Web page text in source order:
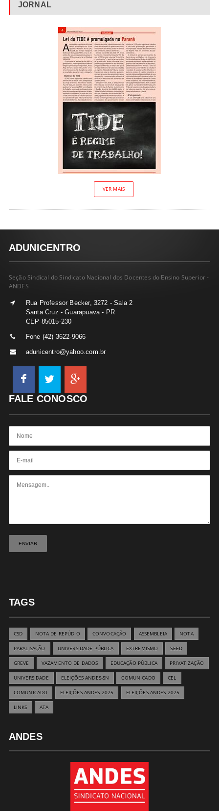
JORNAL
VER MAIS
ADUNICENTRO
Seção Sindical do Sindicato Nacional dos Docentes do Ensino Superior -
ANDES
Rua Professor Becker, 3272 - Sala 2
Santa Cruz - Guarapuava - PR
CEP 85015-230
Fone (42) 3622-9066
adunicentro@yahoo.com.br
FALE CONOSCO
TAGS
CSD NOTA DE REPÚDIO CONVOCAÇÃO ASSEMBLEIA NOTA
PARALISAÇÃO UNIVERSIDADE PÚBLICA EXTREMISMO SEED
GREVE VAZAMENTO DE DADOS EDUCAÇÃO PÚBLICA PRIVATIZAÇÃO
UNIVERSIDADE ELEIÇÕES ANDES-SN COMUNICADO CEL
COMUNICADO ELEIÇÕES ANDES 2025 ELEIÇÕES ANDES-2025
LINKS ATA
ANDES